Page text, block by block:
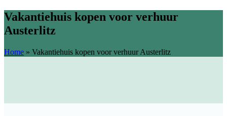
Vakantiehuis kopen voor verhuur
Austerlitz
Home » Vakantiehuis kopen voor verhuur Austerlitz